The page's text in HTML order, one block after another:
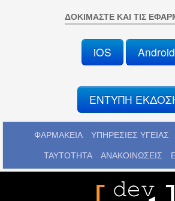
ΔΟΚΙΜΆΣΤΕ ΚΑΙ ΤΙΣ
iOS Android
ΕΝΤΥΠΗ
ΦΑΡΜΑΚΕΙΑ ΥΠΗΡΕΣΙΕΣ ΥΓΕΙΑΣ
ΤΑΥΤΟΤΗΤΑ ΑΝΑΚΟΙΝΩΣΕΙΣ